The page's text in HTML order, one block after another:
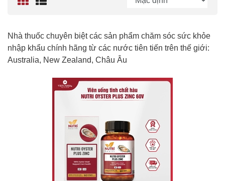
Nhà thuốc chuyên biệt các sản phẩm chăm sóc sức khỏe
nhập khẩu chính hãng từ các nước tiên tiến trên thế giới:
Australia, New Zealand, Châu Âu